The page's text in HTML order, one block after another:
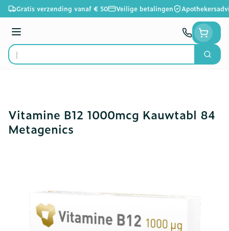
Ga naar de inhoud
Gratis verzending vanaf € 50 Veilige betalingen
Menu
Product, merk, categorie...
Zoek
Vitamine B12 1000mcg Kauwtabl 84
Metagenics